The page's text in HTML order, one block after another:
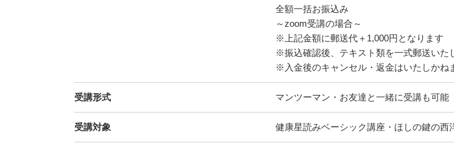
全額一括お振込み
～zoom受講の場合～
※上記金額に郵送代＋1,000円となります
※振込確認後、テキスト類を一式郵送いた
※入金後のキャンセル・返金はいたしかね
受講形式 マンツーマン・お友達と一緒に受講も可能
受講対象 健康星読みベーシック講座・ほしの鍵の